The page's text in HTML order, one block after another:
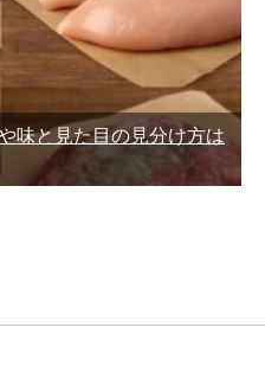
味と見た目の見分け方は